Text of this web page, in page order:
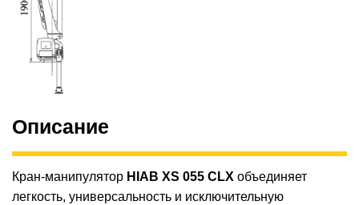
Описание
Кран-манипулятор HIAB XS 055 CLX объединяет
легкость, универсальность и исключительную